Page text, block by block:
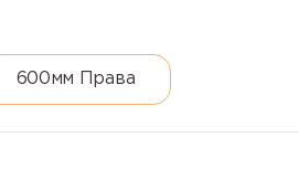
600мм Права